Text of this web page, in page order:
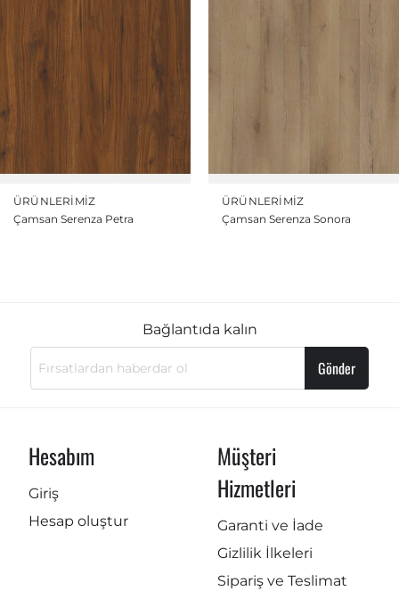
ÜRÜNLERIMIZ
Çamsan Serenza Petra
ÜRÜNLERIMIZ
Çamsan Serenza Sonora
Bağlantıda kalın
Gönder
Hesabım
Giriş
Hesap oluştur
Müşteri
Hizmetleri
Garanti ve İade
Gizlilik İlkeleri
Sipariş ve Teslimat